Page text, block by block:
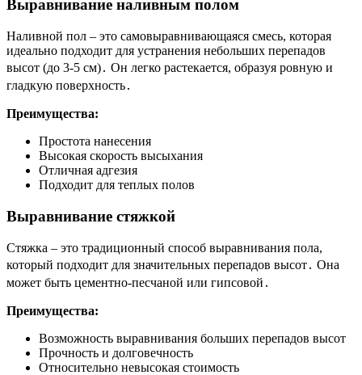
Выравнивание наливным полом
Наливной пол – это самовыравнивающаяся смесь, которая
идеально подходит для устранения небольших перепадов
высот (до 3-5 см)․ Он легко растекается, образуя ровную и
гладкую поверхность․
Преимущества:
Простота нанесения
Высокая скорость высыхания
Отличная адгезия
Подходит для теплых полов
Выравнивание стяжкой
Стяжка – это традиционный способ выравнивания пола,
который подходит для значительных перепадов высот․ Она
может быть цементно-песчаной или гипсовой․
Преимущества:
Возможность выравнивания больших перепадов высот
Прочность и долговечность
Относительно невысокая стоимость